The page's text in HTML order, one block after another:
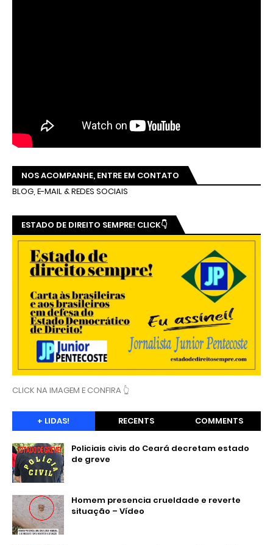
NOS ACOMPANHE, ENTRE EM CONTATO
BLOG, E-MAIL & REDES SOCIAIS
ESTADO DE DIREITO SEMPRE! CLICK👇
CLICK NA IMAGEM E CONFIRA 👆
+ LIDAS! RECENTS COMMENTS
Policiais civis do Ceará decretam estado
de greve
Homem presencia crueldade e reverte
situação – Vídeo